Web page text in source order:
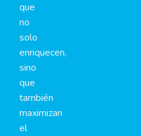
que
no
solo
enriquecen,
sino
que
también
maximizan
el